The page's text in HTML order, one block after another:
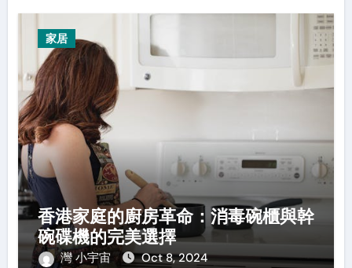
家居
香港家庭的廚房革命：消毒碗櫃與幹
碗碟機的完美選擇
灣 小宇宙 Oct 8, 2024